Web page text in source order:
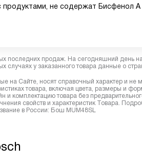
продуктами, не содержат Бисфенол А
последних продаж. На сегодняшний день
у заказанного товара данные о
Сайте, носят справочный характер и не
товара, включая цвета, размеры и
и комплектацию товара без
свойств и характеристик Товара.
в России: Бош MUM48SL